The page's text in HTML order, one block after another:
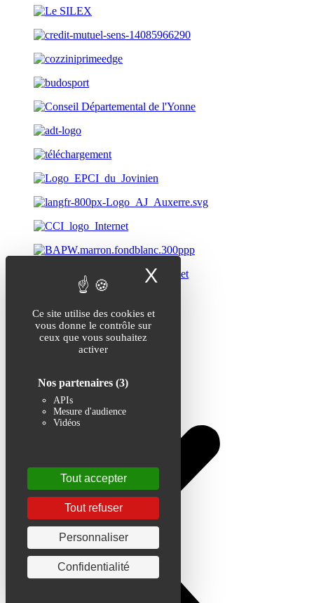
Ce site utilise des cookies et
vous donne le contrôle sur
ceux que vous souhaitez
activer
Nos partenaires (3)
APIs
Mesure d'audience
Vidéos
Tout accepter
Tout refuser
Personnaliser
Confidentialité
X Masquer le